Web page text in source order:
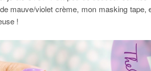
mauve/violet crème, mon masking tape,
!